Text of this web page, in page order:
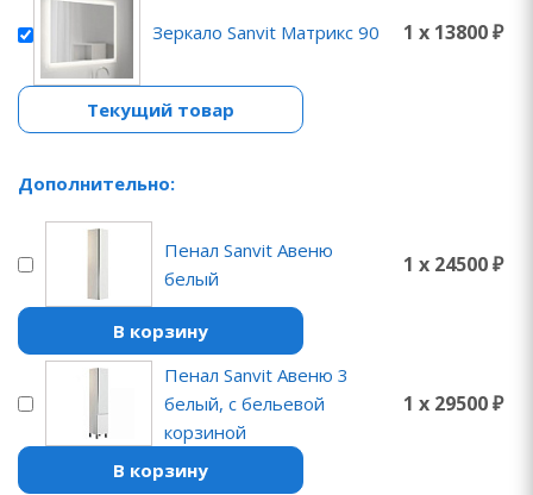
Зеркало Sanvit Матрикс 90 1 x 13800 ₽
Текущий товар
Дополнительно:
Пенал Sanvit Авеню
белый
1 x 24500 ₽
В корзину
Пенал Sanvit Авеню 3
белый, с бельевой
корзиной
1 x 29500 ₽
В корзину